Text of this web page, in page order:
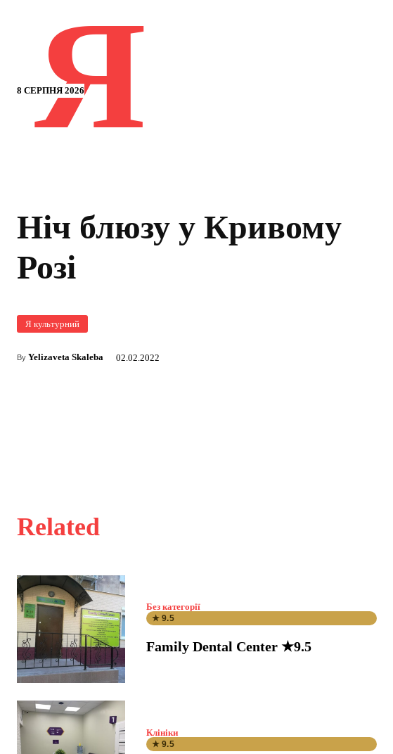
8 СЕРПНЯ 2026
Я
Ніч блюзу у Кривому
Розі
Я культурний
By Yelizaveta Skaleba 02.02.2022
Related
Без категорії
★ 9.5
Family Dental Center ★9.5
Клініки
★ 9.5